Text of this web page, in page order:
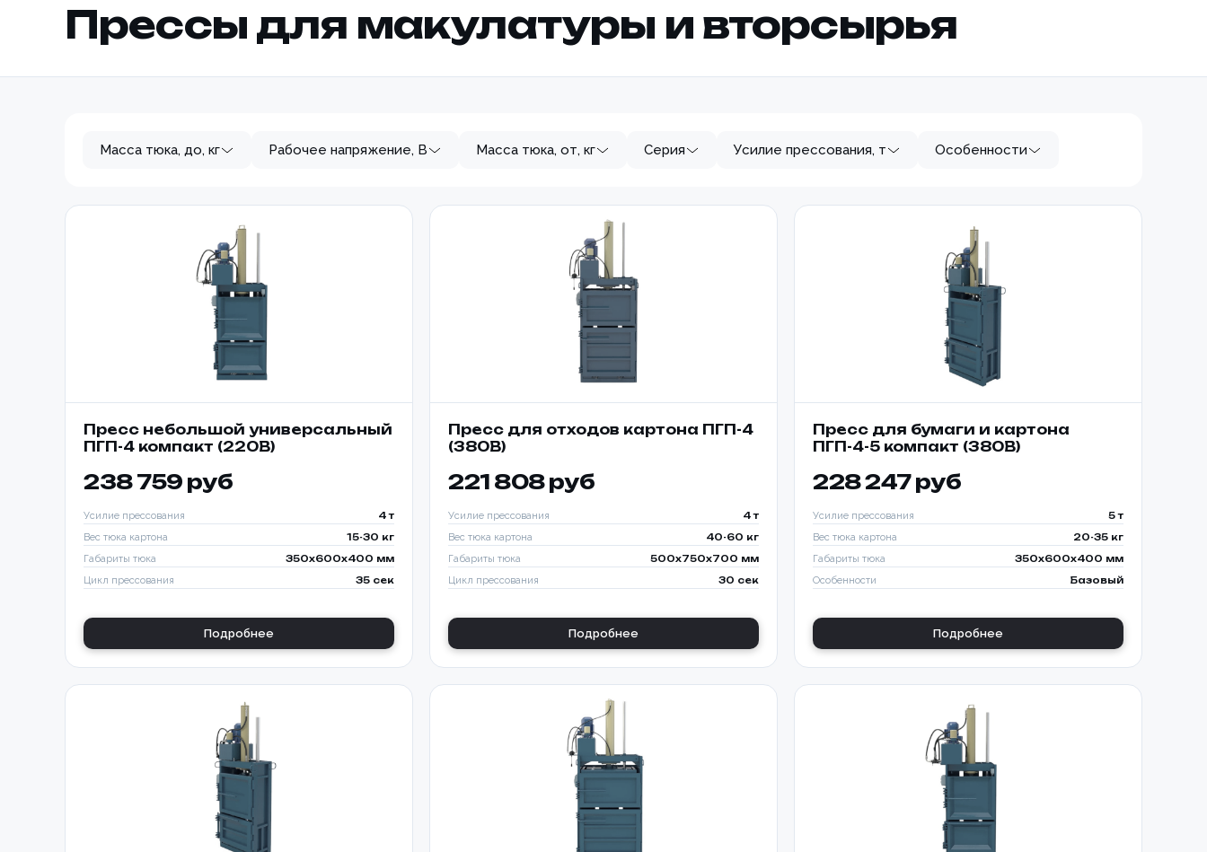
Прессы для макулатуры и вторсырья
Масса тюка, до, кг Рабочее напряжение, В Масса тюка, от, кг Серия Усилие прессования, т Особенности
Пресс небольшой универсальный
ПГП-4 компакт (220В)
238 759 руб
Усилие прессования 4 т
Вес тюка картона 15-30 кг
Габариты тюка 350x600x400 мм
Цикл прессования 35 сек
Подробнее
Пресс для отходов картона ПГП-4
(380В)
221 808 руб
Усилие прессования 4 т
Вес тюка картона 40-60 кг
Габариты тюка 500x750x700 мм
Цикл прессования 30 сек
Подробнее
Пресс для бумаги и картона
ПГП-4-5 компакт (380В)
228 247 руб
Усилие прессования 5 т
Вес тюка картона 20-35 кг
Габариты тюка 350x600x400 мм
Особенности Базовый
Подробнее